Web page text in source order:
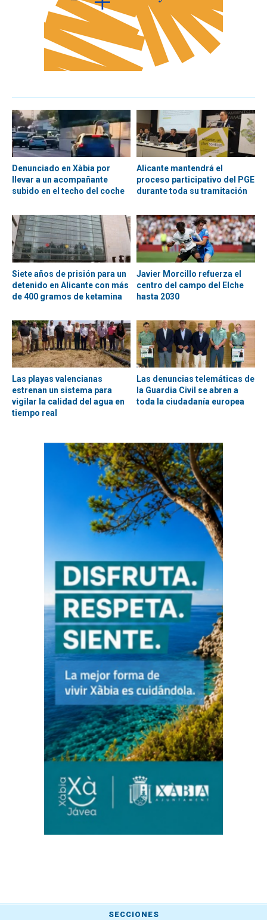
Denunciado en Xàbia por
llevar a un acompañante
subido en el techo del coche
Alicante mantendrá el
proceso participativo del PGE
durante toda su tramitación
Siete años de prisión para un
detenido en Alicante con más
de 400 gramos de ketamina
Javier Morcillo refuerza el
centro del campo del Elche
hasta 2030
Las playas valencianas
estrenan un sistema para
vigilar la calidad del agua en
tiempo real
Las denuncias telemáticas de
la Guardia Civil se abren a
toda la ciudadanía europea
SECCIONES